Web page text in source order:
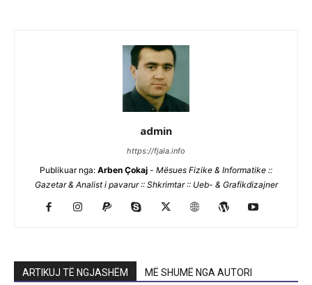
admin
https://fjala.info
Publikuar nga: Arben Çokaj - Mësues Fizike & Informatike ::
Gazetar & Analist i pavarur :: Shkrimtar :: Ueb- & Grafikdizajner
ARTIKUJ TË NGJASHËM MË SHUMË NGA AUTORI